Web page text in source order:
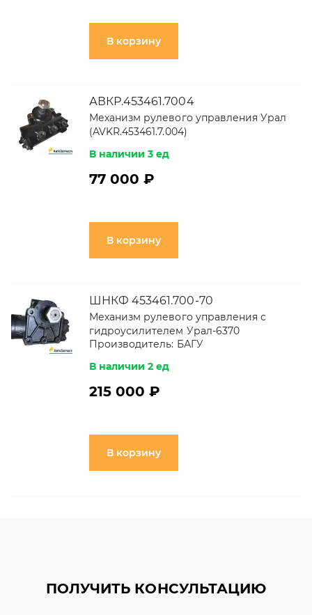
В корзину
АВКР.453461.7004
Механизм рулевого управления Урал
(AVKR.453461.7.004)
В наличии 3 ед
77 000 ₽
В корзину
ШНКФ 453461.700-70
Механизм рулевого управления с
гидроусилителем Урал-6370
Производитель: БАГУ
В наличии 2 ед
215 000 ₽
В корзину
ПОЛУЧИТЬ КОНСУЛЬТАЦИЮ